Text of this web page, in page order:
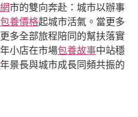
市的雙向奔赴：城市以辦事
包養價格起城市活氣。當更多
多全部旅程陪同的幫扶落實
小店在市場包養故事中站穩
年景長與城市成長同頻共振的